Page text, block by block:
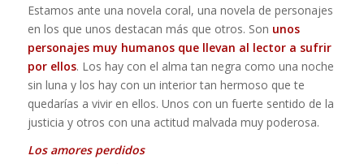
Estamos ante una novela coral, una novela de personajes
en los que unos destacan más que otros. Son unos
personajes muy humanos que llevan al lector a sufrir
por ellos. Los hay con el alma tan negra como una noche
sin luna y los hay con un interior tan hermoso que te
quedarías a vivir en ellos. Unos con un fuerte sentido de la
justicia y otros con una actitud malvada muy poderosa.
Los amores perdidos